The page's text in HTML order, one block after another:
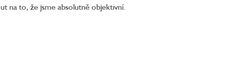
na to, že jsme absolutně objektivní.